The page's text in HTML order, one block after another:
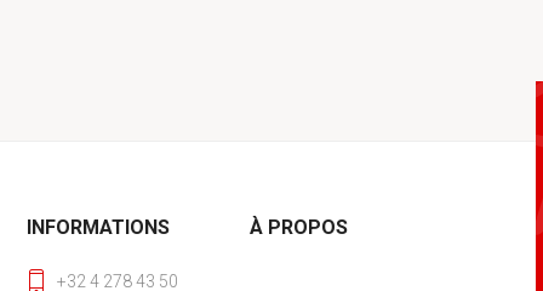
INFORMATIONS
+32 4 278 43 50
À PROPOS